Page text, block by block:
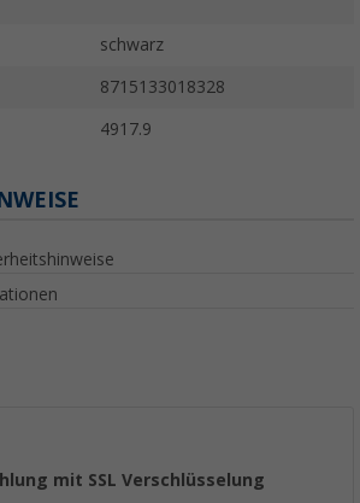
schwarz
8715133018328
4917.9
mit SSL Verschlüsselung